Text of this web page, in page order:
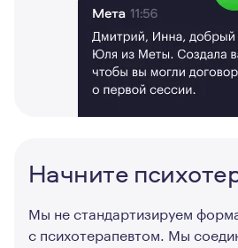
Начните
Мы не стандартизируем
с психотерапевтом. Мы